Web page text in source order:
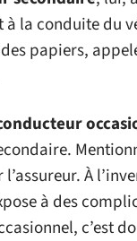
la conduite du
papiers,
À
à des
c’est